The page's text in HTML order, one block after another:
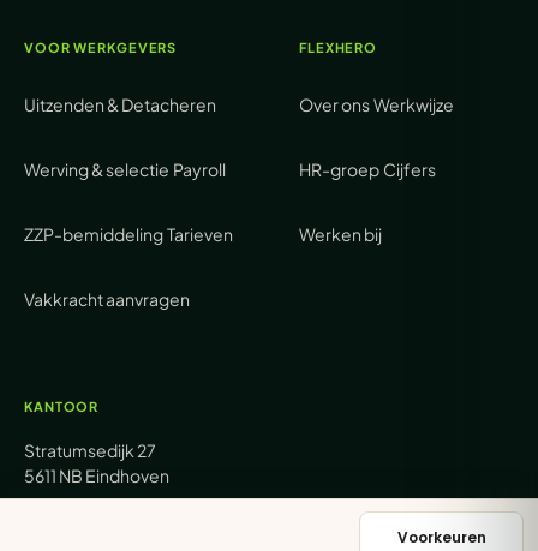
VOOR WERKGEVERS
Uitzenden & Detacheren
Werving & selectie Payroll
ZZP-bemiddelingTarieven
Vakkracht aanvragen
FLEXHERO
Over onsWerkwijze
HR-groep Cijfers
Werken bij
KANTOOR
Stratumsedijk 27
5611 NB Eindhoven
Voorkeuren